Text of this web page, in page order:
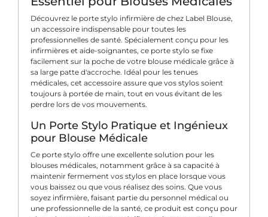
Découvrez le porte stylo infirmière de chez Label Blouse,
un accessoire indispensable pour toutes les
professionnelles de santé. Spécialement conçu pour les
infirmières et aide-soignantes, ce porte stylo se fixe
facilement sur la poche de votre blouse médicale grâce à
sa large patte d'accroche. Idéal pour les tenues
médicales, cet accessoire assure que vos stylos soient
toujours à portée de main, tout en vous évitant de les
perdre lors de vos mouvements.
Un Porte Stylo Pratique et Ingénieux
pour Blouse Médicale
Ce porte stylo offre une excellente solution pour les
blouses médicales, notamment grâce à sa capacité à
maintenir fermement vos stylos en place lorsque vous
vous baissez ou que vous réalisez des soins. Que vous
soyez infirmière, faisant partie du personnel médical ou
une professionnelle de la santé, ce produit est conçu pour